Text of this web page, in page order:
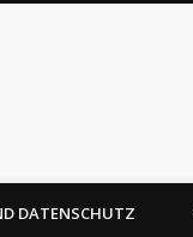
DATENSCHUTZ